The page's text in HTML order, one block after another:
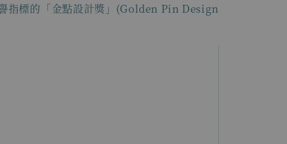
指標的「金點設計獎」(Golden Pin Design